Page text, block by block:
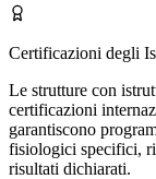
Certificazioni degli
Le strutture con
certificazioni
garantiscono
fisiologici specifici,
risultati dichiarati.